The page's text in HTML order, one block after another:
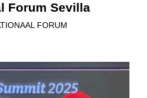
Forum Sevilla
FORUM